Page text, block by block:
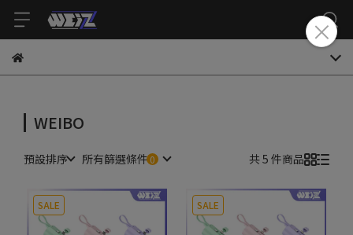
WEIBO
預設排序 所有篩選條件 共 5 件商品
SALE SALE